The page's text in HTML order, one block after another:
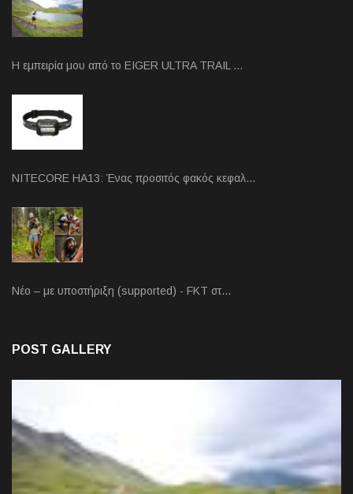
Η εμπειρία μου από το EIGER ULTRA TRAIL …
NITECORE HA13: Ένας προσιτός φακός κεφαλ…
Νέο – με υποστήριξη (supported) - FKT στ…
POST GALLERY